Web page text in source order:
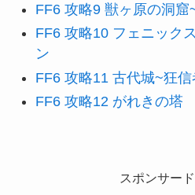
FF6 攻略9 獣ヶ原の洞窟
FF6 攻略10 フェニック
ン
FF6 攻略11 古代城~狂信
FF6 攻略12 がれきの塔
スポンサー